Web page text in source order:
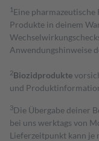
1 Eine
Produkte in deinem
Anwendungshinweise
2Biozidprodukte
und
3Die Übergabe deiner
bei uns werktags von
Lieferzeitpunkt kann je